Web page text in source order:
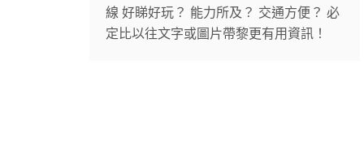
線 好睇好玩？ 能力所及？ 交通方便？ 必
定比以往文字或圖片帶黎更有用資訊！